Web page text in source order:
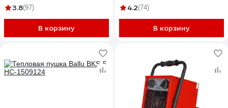
3.8(97)
В корзину
4.2(74)
В корзину